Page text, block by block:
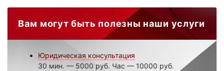
Вам могут быть полезны наши услуги
Юридическая консультация
30 мин. — 5000 руб. Час — 10000 руб.